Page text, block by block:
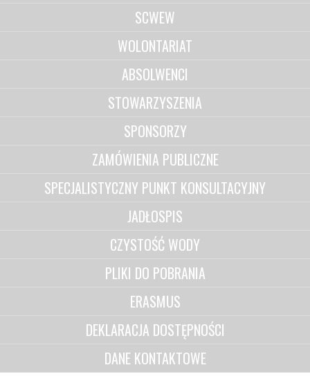
SCWEW
WOLONTARIAT
ABSOLWENCI
STOWARZYSZENIA
SPONSORZY
ZAMÓWIENIA PUBLICZNE
SPECJALISTYCZNY PUNKT KONSULTACYJNY
JADŁOSPIS
CZYSTOŚĆ WODY
PLIKI DO POBRANIA
ERASMUS
DEKLARACJA DOSTĘPNOŚCI
DANE KONTAKTOWE